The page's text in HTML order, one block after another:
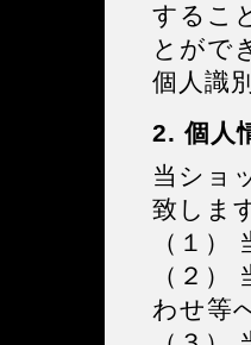
するこ
とがで
個人識
2. 個人
当ショ
致しま
（１）
（２
わせ等